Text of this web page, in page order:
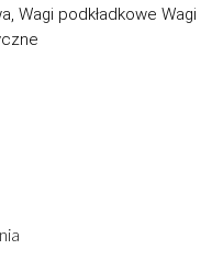
Wagi podkładkowe Wagi